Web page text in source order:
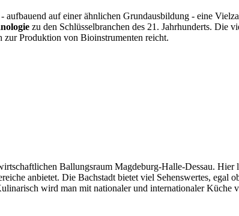
aufbauend auf einer ähnlichen Grundausbildung - eine
zu den Schlüsselbranchen des 21. Jahrhunderts. Die
Produktion von Bioinstrumenten reicht.
Ballungsraum Magdeburg-Halle-Dessau.
anbietet. Die Bachstadt bietet viel Sehenswertes,
wird man mit nationaler und internationaler